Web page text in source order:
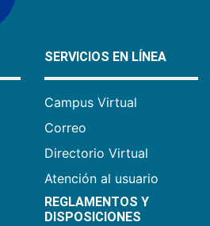
SERVICIOS EN LÍNEA
Campus Virtual
Correo
Directorio Virtual
Atención al usuario
REGLAMENTOS Y
DISPOSICIONES